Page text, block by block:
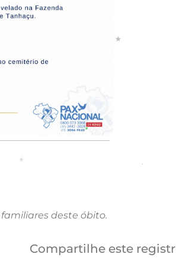
deste óbito.
Compartilhe este